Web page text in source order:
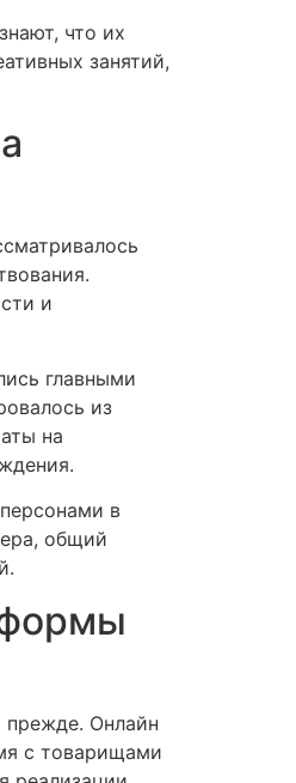
что их
занятий,
и
главными
из
на
в
общий
прежде. Онлайн
с товарищами